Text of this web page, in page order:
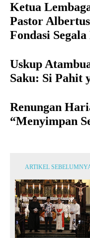
Ketua
Pastor
Fondasi
Uskup
Saku: Si Pahit
Renungan
“Menyimpan
ARTIKEL